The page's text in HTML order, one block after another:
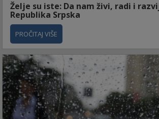
Želje su iste: Da nam živi, radi i
Republika Srpska
PROČITAJ VIŠE